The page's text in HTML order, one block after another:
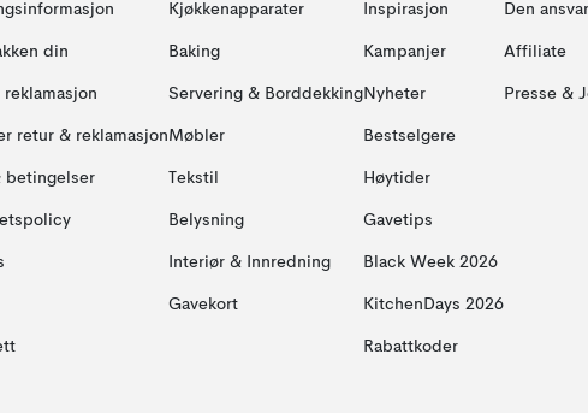
din
reklamasjon
retur & reklamasjon
betingelser
Kjøkkenapparater
Baking
Servering & Borddekking
Møbler
Tekstil
Belysning
Interiør & Innredning
Gavekort
Inspirasjon
Kampanjer
Nyheter
Bestselgere
Høytider
Gavetips
Black Week 2026
KitchenDays 2026
Rabattkoder
Den
Affiliate
Presse &